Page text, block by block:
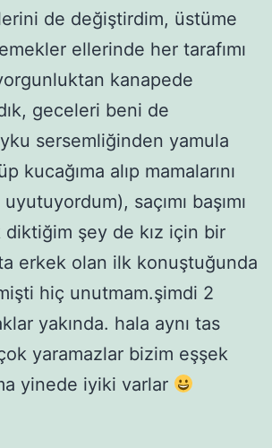
de değiştirdim, üstüme
ellerinde her tarafımı
kanapede
geceleri beni de
sersemliğinden yamula
kucağıma alıp mamalarını
saçımı başımı
şey de kız için bir
erkek olan ilk konuştuğunda
hiç unutmam.şimdi 2
yakında. hala aynı tas
yaramazlar bizim eşşek
yinede iyiki varlar